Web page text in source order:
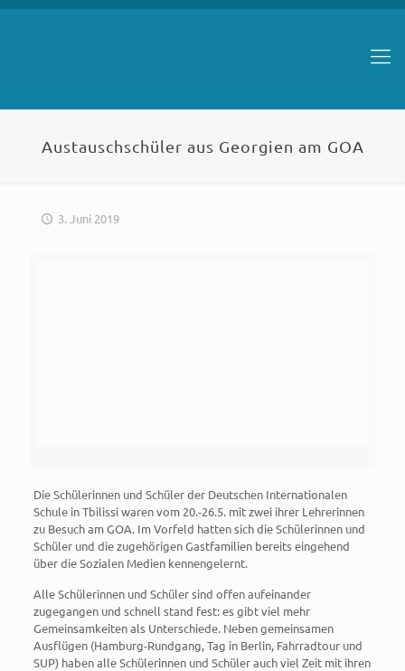
Austauschschüler aus Georgien am GOA
3. Juni 2019
Die Schülerinnen und Schüler der Deutschen Internationalen
Schule in Tbilissi waren vom 20.-26.5. mit zwei ihrer Lehrerinnen
zu Besuch am GOA. Im Vorfeld hatten sich die Schülerinnen und
Schüler und die zugehörigen Gastfamilien bereits eingehend
über die Sozialen Medien kennengelernt.
Alle Schülerinnen und Schüler sind offen aufeinander
zugegangen und schnell stand fest: es gibt viel mehr
Gemeinsamkeiten als Unterschiede. Neben gemeinsamen
Ausflügen (Hamburg-Rundgang, Tag in Berlin, Fahrradtour und
SUP) haben alle Schülerinnen und Schüler auch viel Zeit mit ihren